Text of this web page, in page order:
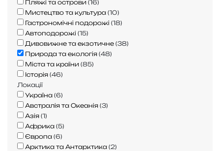
о
к
(
і
я
к
ї
х
з
у
с
т
р
і
т
в
р
а
ж
а
ю
ч
и
х
с
и
л
п
р
п
е
ч
н
е
?
І
т
о
р
і
я
п
Пляжі та острови (16)
Мистецтво та культура (10)
Гастрономічні подорожі (18)
Автоподорожі (15)
Дивовижне та екзотичне (38)
Природа та екологія (48)
Міста та країни (85)
Історія (46)
Локації
Україна (6)
Австралія та Океанія (3)
Азія (1)
Африка (5)
Європа (6)
Арктика та Антарктика (2)